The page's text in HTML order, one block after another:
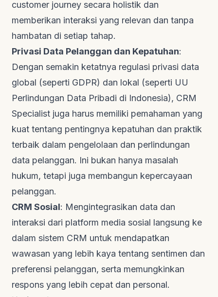
customer journey secara holistik dan
memberikan interaksi yang relevan dan tanpa
hambatan di setiap tahap.
Privasi Data Pelanggan dan Kepatuhan:
Dengan semakin ketatnya regulasi privasi data
global (seperti GDPR) dan lokal (seperti UU
Perlindungan Data Pribadi di Indonesia), CRM
Specialist juga harus memiliki pemahaman yang
kuat tentang pentingnya kepatuhan dan praktik
terbaik dalam pengelolaan dan perlindungan
data pelanggan. Ini bukan hanya masalah
hukum, tetapi juga membangun kepercayaan
pelanggan.
CRM Sosial: Mengintegrasikan data dan
interaksi dari platform media sosial langsung ke
dalam sistem CRM untuk mendapatkan
wawasan yang lebih kaya tentang sentimen dan
preferensi pelanggan, serta memungkinkan
respons yang lebih cepat dan personal.